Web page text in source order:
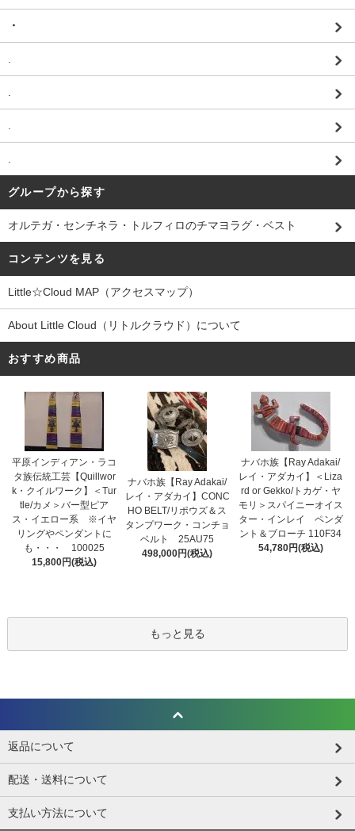
・
.
.
.
.
グループから探す
オルテガ・センチネラ・トルフィロのチマヨラグ・ベスト
コンテンツを見る
Little☆Cloud MAP（アクセスマップ）
About Little Cloud（リトルクラウド）について
おすすめ商品
平原インディアン・ラコ
タ族伝統工芸【Quillwor
k・クイルワーク】＜Tur
tle/カメ＞バー型ピア
ス・イエロー系 ※イヤ
リングやペンダントに
も・・・ 100025
15,800円(税込)
ナバホ族【Ray Adakai/
レイ・アダカイ】CONC
HO BELT/リポウズ＆ス
タンプワーク・コンチョ
ベルト 25AU75
498,000円(税込)
ナバホ族【Ray Adakai/
レイ・アダカイ】＜Liza
rd or Gekko/トカゲ・ヤ
モリ＞スパイニーオイス
ター・インレイ ペンダ
ント＆ブローチ 110F34
54,780円(税込)
もっと見る
返品について
配送・送料について
支払い方法について